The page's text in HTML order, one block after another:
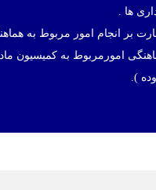
ها .
).